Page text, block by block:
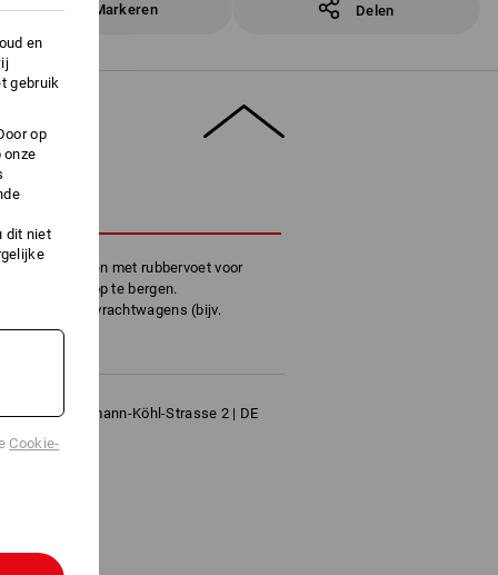
Markeren Delen
beide kanten met rubbervoet voor
gemakkelijk op te bergen.
en gesloten vrachtwagens (bijv.
m.
GmbH | Hermann-Köhl-Strasse 2 | DE
en
gebruik
op
onze
dit niet
Cookie-